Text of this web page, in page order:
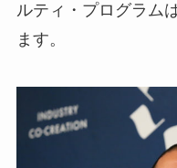
ルティ・プログラム
ます。